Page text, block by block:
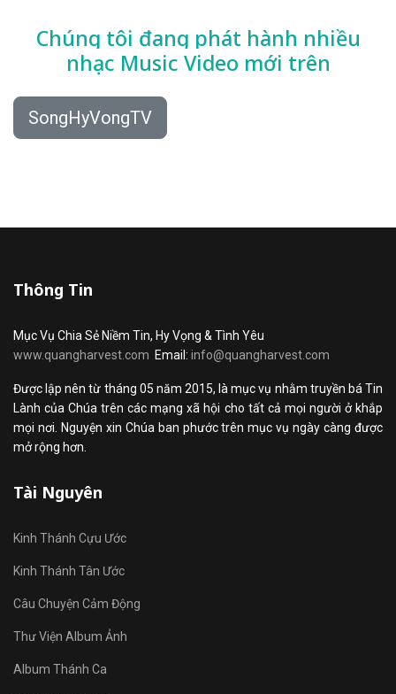
Chúng tôi đang phát hành nhiều
nhạc Music Video mới trên
SongHyVongTV
Thông Tin
Mục Vụ Chia Sẻ Niềm Tin, Hy Vọng & Tình Yêu
www.quangharvest.com Email: info@quangharvest.com
Được lập nên từ tháng 05 năm 2015, là mục vụ nhằm truyền bá Tin
Lành của Chúa trên các mạng xã hội cho tất cả mọi người ở khắp
mọi nơi. Nguyện xin Chúa ban phước trên mục vụ ngày càng được
mở rộng hơn.
Tài Nguyên
Kinh Thánh Cựu Ước
Kinh Thánh Tân Ước
Câu Chuyện Cảm Động
Thư Viện Album Ảnh
Album Thánh Ca